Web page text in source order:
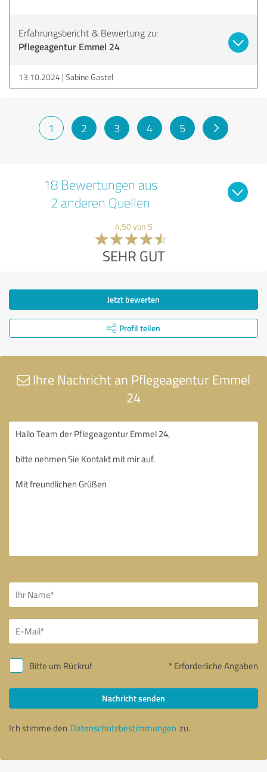
Erfahrungsbericht & Bewertung zu:
Pflegeagentur Emmel 24
13.10.2024 Sabine Gastel
1 2 3 4 5
18 Bewertungen aus
2 anderen Quellen
4,50 von 5
SEHR GUT
Jetzt bewerten
Profil teilen
Ihre Nachricht an Pflegeagentur Emmel
24
Bitte um Rückruf * Erforderliche Angaben
Nachricht senden
Ich stimme den Datenschutzbestimmungen zu.